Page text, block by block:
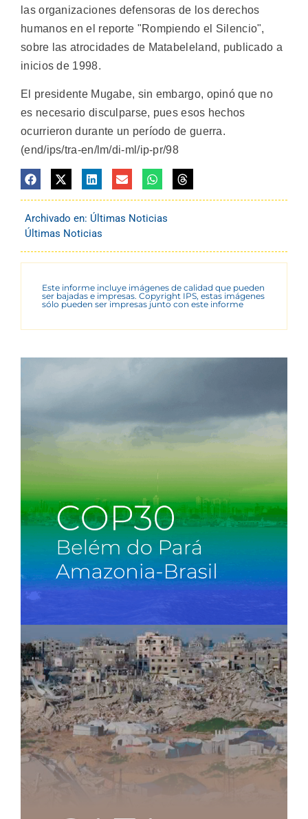
las organizaciones defensoras de los derechos
humanos en el reporte "Rompiendo el Silencio",
sobre las atrocidades de Matabeleland, publicado a
inicios de 1998.
El presidente Mugabe, sin embargo, opinó que no
es necesario disculparse, pues esos hechos
ocurrieron durante un período de guerra.
(end/ips/tra-en/lm/di-ml/ip-pr/98
Archivado en: Últimas Noticias
Últimas Noticias
Este informe incluye imágenes de calidad que pueden
ser bajadas e impresas. Copyright IPS, estas imágenes
sólo pueden ser impresas junto con este informe